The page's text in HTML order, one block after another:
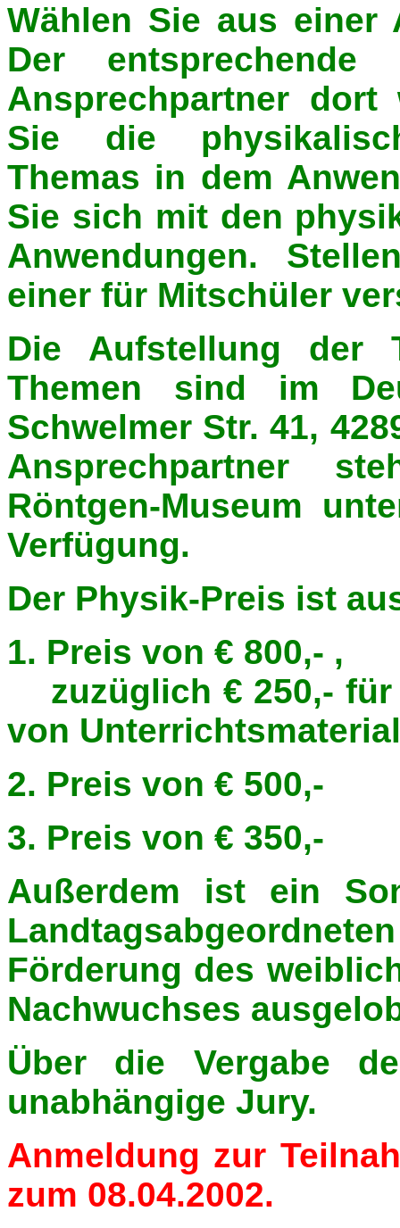
Wählen Sie aus einer
Der
Ansprechpartner dort
Sie die
Themas in dem
Sie sich mit den
Anwendungen.
einer für Mitschüler
Die Aufstellung der
Themen sind im
Schwelmer Str. 41,
Ansprechpartner
Röntgen-Museum
Verfügung.
Der Physik-Preis ist
1. Preis von € 800,- ,
zuzüglich € 250,-
von Unterrichtsmaterial
2. Preis von € 500,-
3. Preis von € 350,-
Außerdem ist ein
Förderung des
Nachwuchses
Über die Vergabe
unabhängige Jury.
Anmeldung zur
zum 08.04.2002.